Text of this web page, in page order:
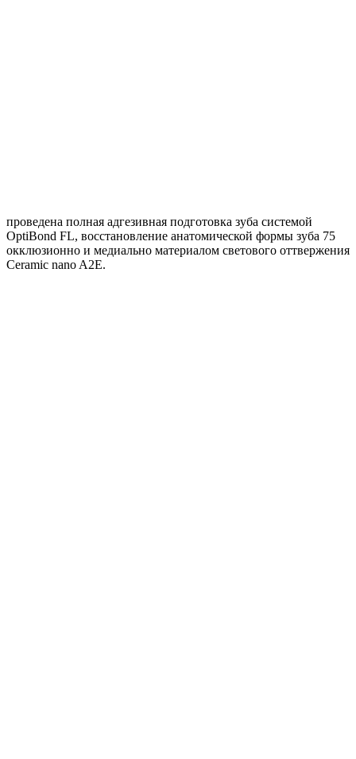
проведена полная адгезивная подготовка зуба системой
OptiBond FL, восстановление анатомической формы зуба 75
окклюзионно и медиально материалом светового оттвержения
Ceramic nano A2E.